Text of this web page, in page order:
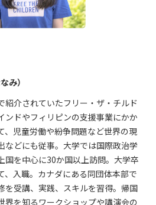
み）
紹介されていたフリー・ザ・チルド
ンドやフィリピンの支援事業にかか
、児童労働や紛争問題など世界の現
などにも従事。大学では国際政治学
国を中心に30か国以上訪問。大学卒
、入職。カナダにある同団体本部で
を受講、実践、スキルを習得。帰国
界を知るワークショップや講演会の